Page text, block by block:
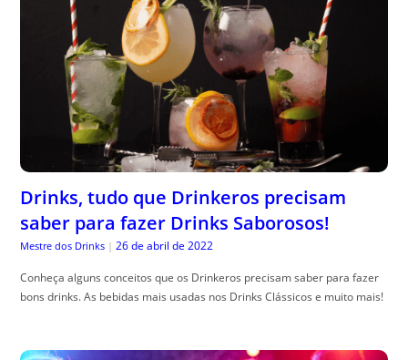
Drinks, tudo que Drinkeros precisam
saber para fazer Drinks Saborosos!
Mestre dos Drinks | 26 de abril de 2022
Conheça alguns conceitos que os Drinkeros precisam saber para fazer
bons drinks. As bebidas mais usadas nos Drinks Clássicos e muito mais!